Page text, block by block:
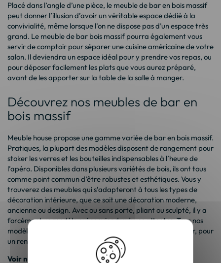
Placé dans l’angle d’une pièce, le meuble de bar en bois massif
peut donner l’illusion d’avoir un véritable espace dédié à la
convivialité, même lorsque l’on ne dispose pas d’un espace très
grand. Le meuble de bar bois massif pourra également vous
servir de comptoir pour séparer une cuisine américaine de votre
salon. Il deviendra un espace idéal pour y prendre vos repas, ou
pour déposer facilement les plats que vous aurez préparé,
avant de les apporter sur la table de la salle à manger.
Découvrez nos meubles de bar en
bois massif
Meuble house propose une gamme variée de bar en bois massif.
Pratiques, la plupart des modèles disposent de rangement pour
stoker les verres et les bouteilles indispensables à l’heure de
l’apéro. Disponibles dans plusieurs variétés de bois, ils ont tous
comme point commun d’être robustes et esthétiques. Vous y
trouverez des meubles qui s’adapteront à tous les types de
décoration intérieure, que ce soit une décoration moderne,
ancienne ou design. Avec ou sans porte, pliant ou sculpté, il y a
forcément un modèle qui conviendra à vos attentes. Tous nos
modèles de bar peuvent s’adapter à nos
tabourets de bar, pour
un rendu pratique et très déco.
Voir nos autres catégories :